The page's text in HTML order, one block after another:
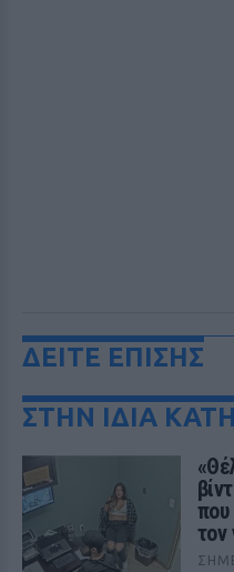
ΔΕΙΤΕ ΕΠΙΣΗΣ
ΣΤΗΝ ΙΔΙΑ
τον